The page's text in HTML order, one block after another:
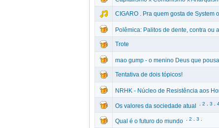
CIGARO . Pra quem gosta de System
Polêmica: Palitos de dente, contra ou
Trote
mao gump - o menino Deus que
Tentativa de dois tópicos!
NRHK - Núcleo de Resistência aos
Os valores da sociedade atual 2 3
Qual é o futuro do mundo 2 3